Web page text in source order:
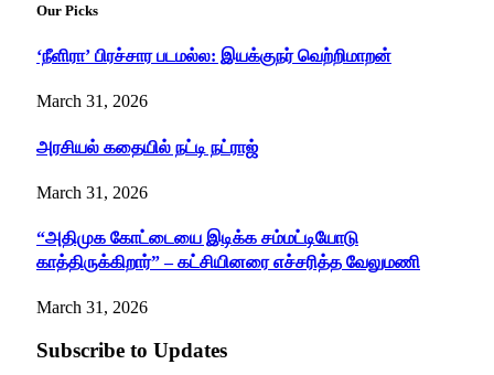
Our Picks
‘நீளிரா’ பிரச்சார படமல்ல: இயக்குநர் வெற்றிமாறன்
March 31, 2026
அரசியல் கதையில் நட்டி நட்ராஜ்
March 31, 2026
“அதிமுக கோட்டையை இடிக்க சம்மட்டியோடு
காத்திருக்கிறார்” – கட்சியினரை எச்சரித்த வேலுமணி
March 31, 2026
Subscribe to Updates